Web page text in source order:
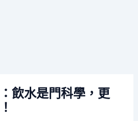
飲水是門科學，更